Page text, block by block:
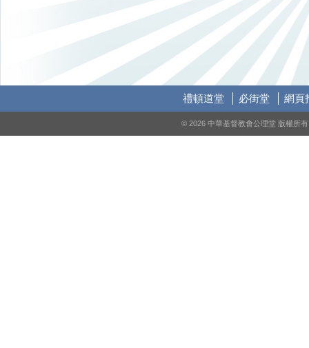
禮頓道堂 必街堂 網頁
© 2026 中華基督教會公理堂 版權所